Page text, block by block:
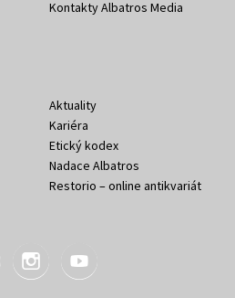
Kontakty Albatros Media
Aktuality
Kariéra
Etický kodex
Nadace Albatros
Restorio – online antikvariát